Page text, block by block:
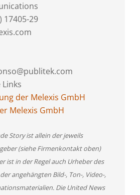
17405-29
der Melexis GmbH
Melexis GmbH
Story ist allein der jeweils
(siehe Firmenkontakt oben)
ist in der Regel auch Urheber des
angehängten Bild-, Ton-, Video-,
Die United News